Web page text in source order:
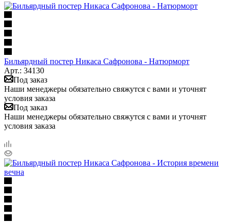
Бильярдный постер Никаса Сафронова - Натюрморт
Арт.: 34130
Под заказ
Наши менеджеры обязательно свяжутся с вами и уточнят
условия заказа
Под заказ
Наши менеджеры обязательно свяжутся с вами и уточнят
условия заказа